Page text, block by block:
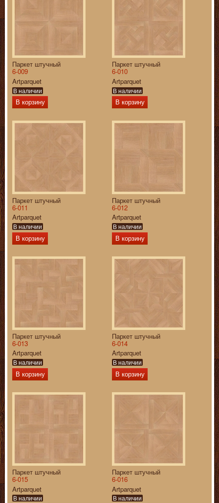
Паркет штучный
6-009
Artparquet
В наличии
В корзину
Паркет штучный
6-010
Artparquet
В наличии
В корзину
Паркет штучный
6-011
Artparquet
В наличии
В корзину
Паркет штучный
6-012
Artparquet
В наличии
В корзину
Паркет штучный
6-013
Artparquet
В наличии
В корзину
Паркет штучный
6-014
Artparquet
В наличии
В корзину
Паркет штучный
6-015
Artparquet
В наличии
Паркет штучный
6-016
Artparquet
В наличии